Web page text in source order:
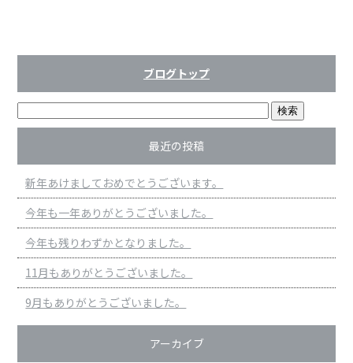
ブログトップ
最近の投稿
新年あけましておめでとうございます。
今年も一年ありがとうございました。
今年も残りわずかとなりました。
11月もありがとうございました。
9月もありがとうございました。
アーカイブ